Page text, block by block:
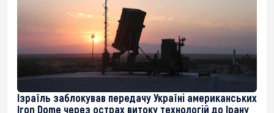
Ізраїль заблокував передачу Україні американських
Iron Dome через острах витоку технологій до Ірану